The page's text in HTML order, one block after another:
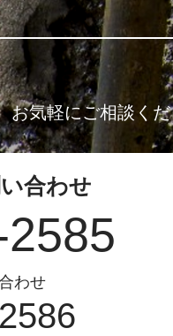
お気軽にご相談く
合わせ
わせ